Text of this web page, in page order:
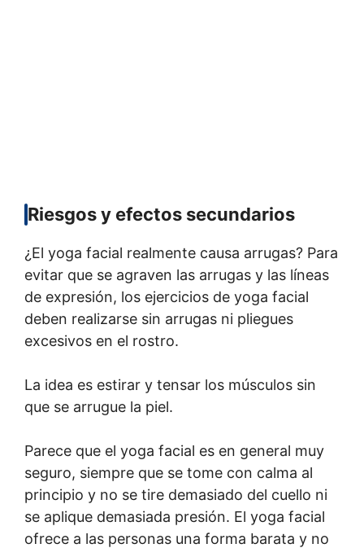
Riesgos y efectos secundarios
¿El yoga facial realmente causa arrugas? Para
evitar que se agraven las arrugas y las líneas
de expresión, los ejercicios de yoga facial
deben realizarse sin arrugas ni pliegues
excesivos en el rostro.
La idea es estirar y tensar los músculos sin
que se arrugue la piel.
Parece que el yoga facial es en general muy
seguro, siempre que se tome con calma al
principio y no se tire demasiado del cuello ni
se aplique demasiada presión. El yoga facial
ofrece a las personas una forma barata y no